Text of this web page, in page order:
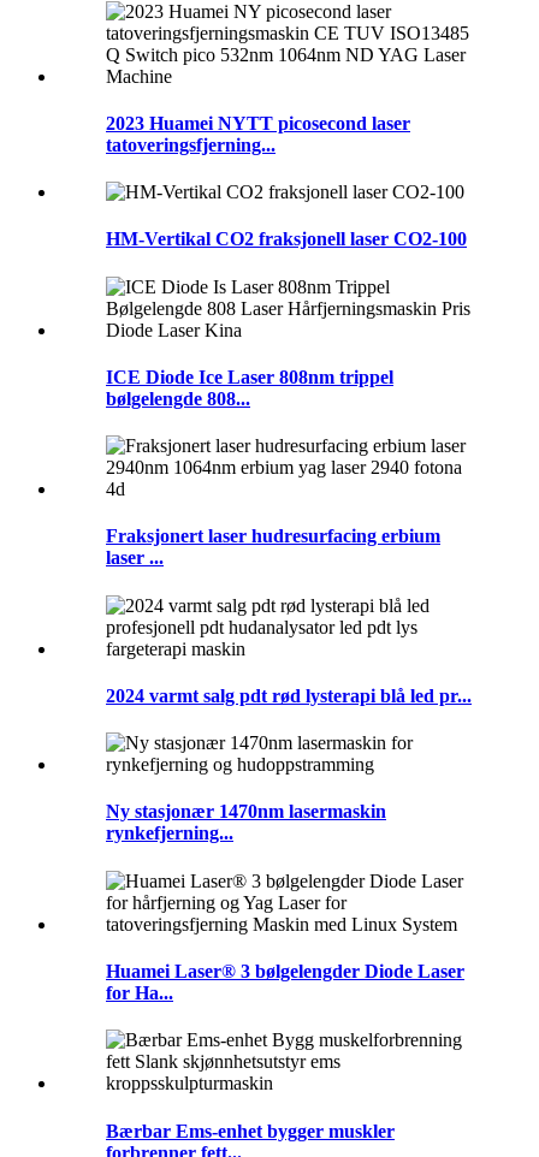
2023 Huamei NYTT picosecond laser
tatoveringsfjerning...
HM-Vertikal CO2 fraksjonell laser CO2-100
ICE Diode Ice Laser 808nm trippel
bølgelengde 808...
Fraksjonert laser hudresurfacing erbium
laser ...
2024 varmt salg pdt rød lysterapi blå led pr...
Ny stasjonær 1470nm lasermaskin
rynkefjerning...
Huamei Laser®️ 3 bølgelengder Diode Laser
for Ha...
Bærbar Ems-enhet bygger muskler
forbrenner fett...